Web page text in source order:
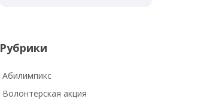
Рубрики
Абилимпикс
Волонтёрская акция